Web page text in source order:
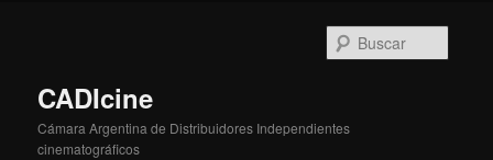
CADIcine
Cámara Argentina de Distribuidores Independientes
cinematográficos